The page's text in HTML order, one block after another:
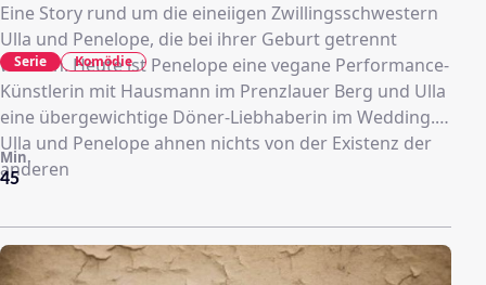
Eine Story rund um die eineiigen Zwillingsschwestern
Ulla und Penelope, die bei ihrer Geburt getrennt
wurden. Heute ist Penelope eine vegane Performance-
Künstlerin mit Hausmann im Prenzlauer Berg und Ulla
eine übergewichtige Döner-Liebhaberin im Wedding.
Ulla und Penelope ahnen nichts von der Existenz der
anderen
45
Min.
Serie Komödie